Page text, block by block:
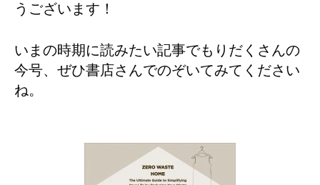
うございます！
いまの時期に読みたい記事でもりだくさんの
今号、ぜひ書店さんでのぞいてみてください
ね。